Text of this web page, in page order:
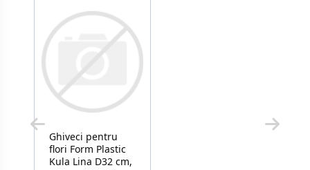
Ghiveci pentru
flori Form Plastic
Kula Lina D32 cm,